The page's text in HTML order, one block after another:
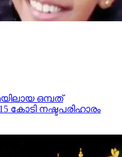
ഒമ്പത്
കോടി നഷ്ടപരിഹാരം